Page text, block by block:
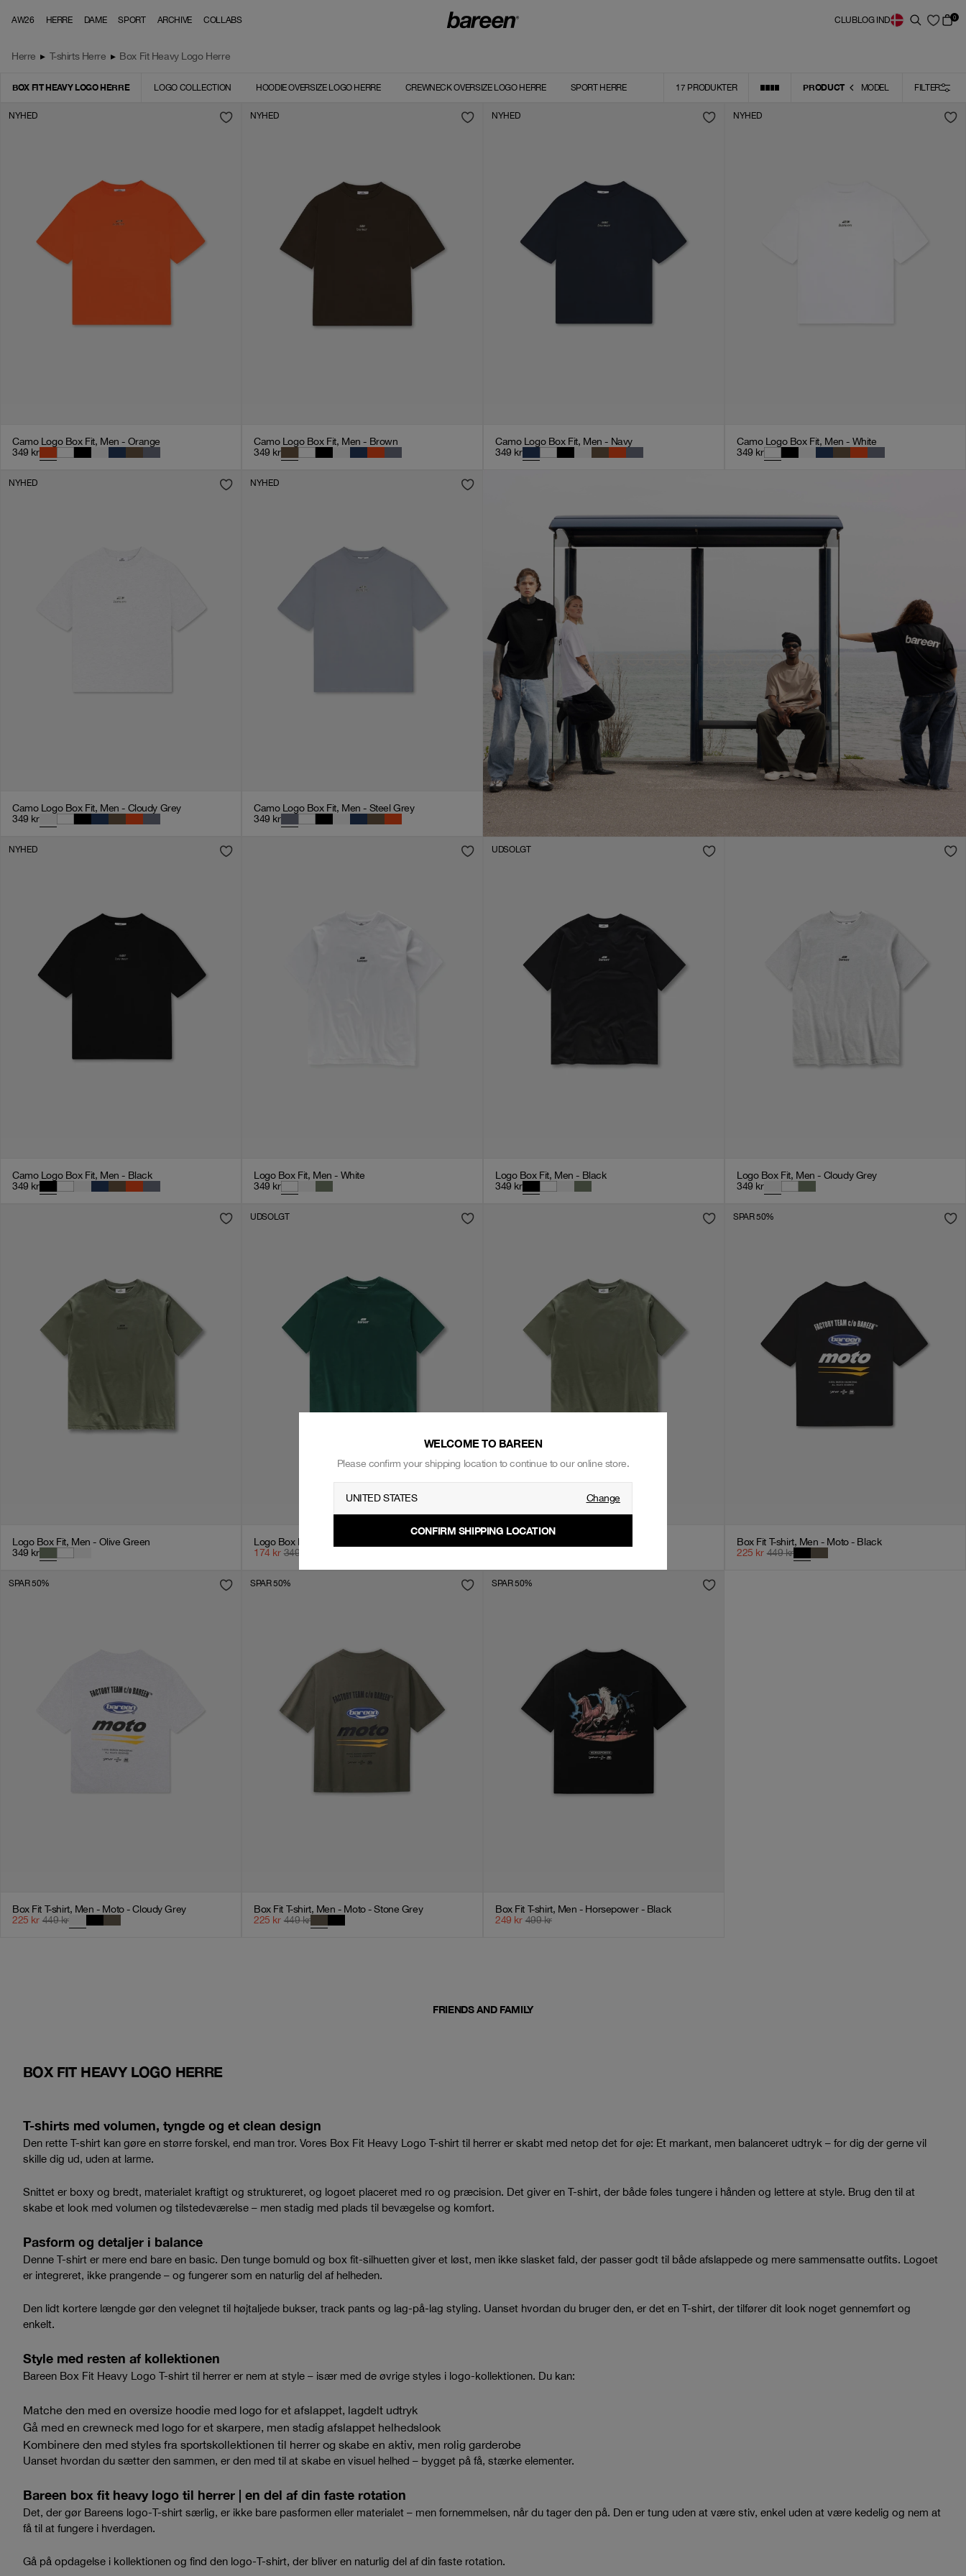
AW26 HERRE DAME SPORT ARCHIVE COLLABS CLUBLOG IND 0
Herre ▸ T-shirts Herre ▸ Box Fit Heavy Logo Herre
BOX FIT HEAVY LOGO HERRE LOGO COLLECTION HOODIE OVERSIZE LOGO HERRE CREWNECK OVERSIZE LOGO HERRE SPORT HERRE 17 PRODUKTER PRODUCT MODEL FILTER
NYHED
Camo Logo Box Fit, Men - Orange
349 kr
NYHED
Camo Logo Box Fit, Men - Brown
349 kr
NYHED
Camo Logo Box Fit, Men - Navy
349 kr
NYHED
Camo Logo Box Fit, Men - White
349 kr
NYHED
Camo Logo Box Fit, Men - Cloudy Grey
349 kr
NYHED
Camo Logo Box Fit, Men - Steel Grey
349 kr
NYHED
Camo Logo Box Fit, Men - Black
349 kr
Logo Box Fit, Men - White
349 kr
UDSOLGT
Logo Box Fit, Men - Black
349 kr
Logo Box Fit, Men - Cloudy Grey
349 kr
Logo Box Fit, Men - Olive Green
349 kr
UDSOLGT
Logo Box Fit, Men - Deep Green
174 kr 349
SPAR 50%
Box Fit T-shirt, Men - Moto - Black
225 kr 449 kr
SPAR 50%
Box Fit T-shirt, Men - Moto - Cloudy Grey
225 kr 449 kr
SPAR 50%
Box Fit T-shirt, Men - Moto - Stone Grey
225 kr 449 kr
SPAR 50%
Box Fit T-shirt, Men - Horsepower - Black
249 kr 499 kr
FRIENDS AND FAMILY
BOX FIT HEAVY LOGO HERRE
T-shirts med volumen, tyngde og et clean design
Den rette T-shirt kan gøre en større forskel, end man tror. Vores Box Fit Heavy Logo T-shirt til herrer er skabt med netop det for øje: Et markant, men balanceret udtryk – for dig der gerne vil
skille dig ud, uden at larme.
Snittet er boxy og bredt, materialet kraftigt og struktureret, og logoet placeret med ro og præcision. Det giver en T-shirt, der både føles tungere i hånden og lettere at style. Brug den til at
skabe et look med volumen og tilstedeværelse – men stadig med plads til bevægelse og komfort.
Pasform og detaljer i balance
Denne T-shirt er mere end bare en basic. Den tunge bomuld og box fit-silhuetten giver et løst, men ikke slasket fald, der passer godt til både afslappede og mere sammensatte outfits. Logoet
er integreret, ikke prangende – og fungerer som en naturlig del af helheden.
Den lidt kortere længde gør den velegnet til højtaljede bukser, track pants og lag-på-lag styling. Uanset hvordan du bruger den, er det en T-shirt, der tilfører dit look noget gennemført og
enkelt.
Style med resten af kollektionen
Bareen Box Fit Heavy Logo T-shirt til herrer er nem at style – især med de øvrige styles i logo-kollektionen. Du kan:
Matche den med en oversize hoodie med logo for et afslappet, lagdelt udtryk
Gå med en crewneck med logo for et skarpere, men stadig afslappet helhedslook
Kombinere den med styles fra sportskollektionen til herrerog skabe en aktiv, men rolig garderobe
Uanset hvordan du sætter den sammen, er den med til at skabe en visuel helhed – bygget på få, stærke elementer.
Bareen box fit heavy logo til herrer | en del af din faste rotation
Det, der gør Bareens logo-T-shirt særlig, er ikke bare pasformen eller materialet – men fornemmelsen, når du tager den på. Den er tung uden at være stiv, enkel uden at være kedelig og nem at
få til at fungere i hverdagen.
Gå på opdagelse i kollektionen og find den logo-T-shirt, der bliver en naturlig del af din faste rotation.
WELCOME TO BAREEN
Please confirm your shipping location to continue to our online store.
UNITED STATES Change
CONFIRM SHIPPING LOCATION